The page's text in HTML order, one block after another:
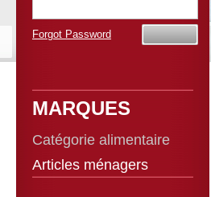
Forgot Password
MARQUES
Catégorie alimentaire
Articles ménagers